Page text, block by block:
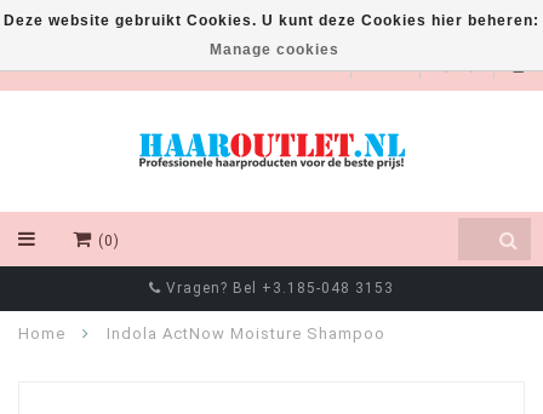
EUR
(0)
Vragen? Bel +3.185-048 3153
Home Indola ActNow Moisture Shampoo
Deze website gebruikt Cookies. U kunt deze Cookies hier beheren:
Manage cookies